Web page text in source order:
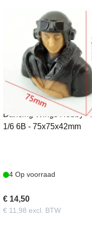
DWHLS-6B-
Dancing Wings Hobby -
1/6 6B - 75x75x42mm
4 Op voorraad
€ 14,50
€ 11,98 excl. BTW